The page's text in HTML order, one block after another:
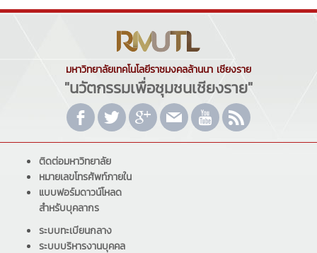
มหาวิทยาลัยเทคโนโลยีราชมงคลล้านนา เชียงราย
"นวัตกรรมเพื่อชุมชนเชียงราย"
ติดต่อมหาวิทยาลัย
หมายเลขโทรศัพท์ภายใน
แบบฟอร์มดาวน์โหลด
สำหรับบุคลากร
ระบบทะเบียนกลาง
ระบบบริหารงานบุคคล